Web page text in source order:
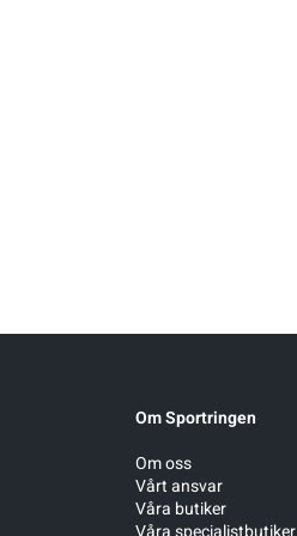
Om Sportringen
Om oss
Vårt ansvar
Våra butiker